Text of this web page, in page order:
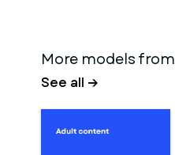
More models from
See all →